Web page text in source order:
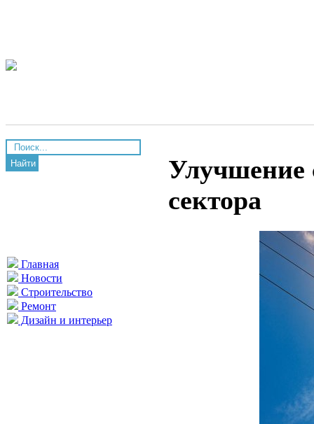
Найти
Главная
Новости
Строительство
Ремонт
Дизайн и интерьер
Улучшение
сектора